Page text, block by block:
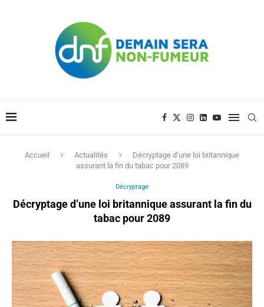
Accueil Actualités
Décryptage d’une loi britannique
assurant la fin du tabac pour 2089
Décryptage
Décryptage d’une loi britannique assurant la fin du
tabac pour 2089